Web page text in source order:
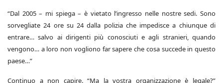
“Dal 2005 – mi spiega – è vietato l’ingresso nelle nostre sedi. Sono
sorvegliate 24 ore su 24 dalla polizia che impedisce a chiunque di
entrare… salvo ai dirigenti più conosciuti e agli stranieri, quando
vengono… a loro non vogliono far sapere che cosa succede in questo
paese…”
Continuo a non capire. “Ma la vostra organizzazione è legale?”